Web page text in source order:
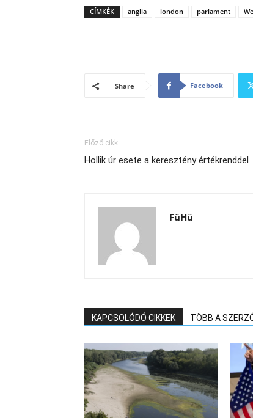
CÍMKÉK anglia london parlament
Share Facebook
Előző cikk
Hollik úr esete a keresztény értékrenddel
FüHü
KAPCSOLÓDÓ CIKKEK TÖBB A